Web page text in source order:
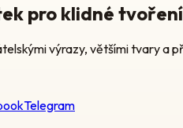
pro klidné tvoření
výrazy, většími tvary a
Telegram